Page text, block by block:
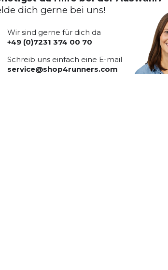
dich gerne bei uns!
Wir sind gerne für dich da
+49 (0)7231 374 00 70
Schreib uns einfach eine E-mail
service@shop4runners.com